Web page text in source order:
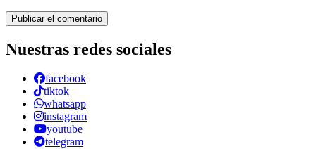
Nuestras redes sociales
facebook
tiktok
whatsapp
instagram
youtube
telegram